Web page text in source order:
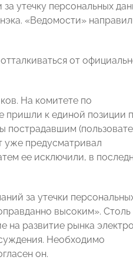
утечку персональных
«Ведомости»
от
На комитете по
пришли к единой позиции
пострадавшим
уже предусматривал
ее исключили, в
за утечки
высоким». Столь
на развитие рынка
Необходимо
он.